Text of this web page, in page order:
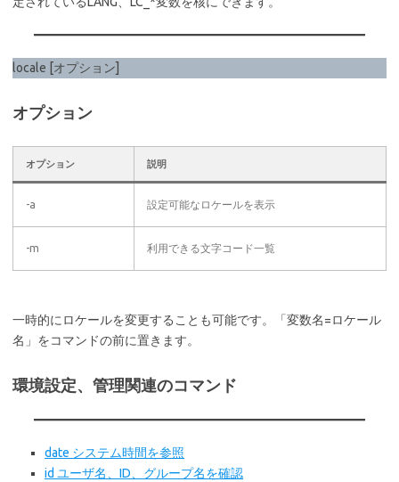
locale [オプション]
オプション
オプション 説明
-a 設定可能なロケールを表示
-m 利用できる文字コード一覧
一時的にロケールを変更することも可能です。「変数名=ロケール
名」をコマンドの前に置きます。
環境設定、管理関連のコマンド
date システム時間を参照
id ユーザ名、ID、グループ名を確認